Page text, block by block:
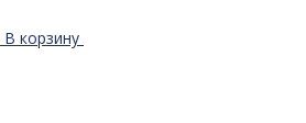
В корзину